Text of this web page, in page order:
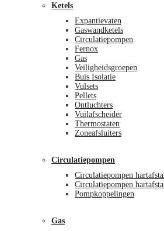
Ketels
Expantievaten
Gaswandketels
Circulatiepompen
Fernox
Gas
Veiligheidsgroepen
Buis Isolatie
Vulsets
Pellets
Ontluchters
Vuilafscheider
Thermostaten
Zoneafsluiters
Circulatiepompen
Circulatiepompen
Circulatiepompen
Pompkoppelingen
Gas